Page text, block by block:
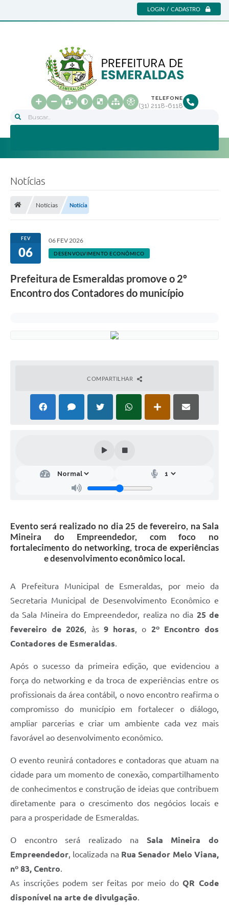
LOGIN / CADASTRO
Buscar...
TELEFONE
(31) 2118-6118
Notícias
Notícias Notícia
FEV
06
06 FEV 2026
DESENVOLVIMENTO ECONÔMICO
Prefeitura de Esmeraldas promove o 2º
Encontro dos Contadores do município
COMPARTILHAR
Evento será realizado no dia 25 de fevereiro, na Sala
Mineira do Empreendedor, com foco no
fortalecimento do networking, troca de experiências
e desenvolvimento econômico local.
A Prefeitura Municipal de Esmeraldas, por meio da
Secretaria Municipal de Desenvolvimento Econômico e
da Sala Mineira do Empreendedor, realiza no dia 25 de
fevereiro de 2026, às 9 horas, o 2º Encontro dos
Contadores de Esmeraldas.
Após o sucesso da primeira edição, que evidenciou a
força do networking e da troca de experiências entre os
profissionais da área contábil, o novo encontro reafirma o
compromisso do município em fortalecer o diálogo,
ampliar parcerias e criar um ambiente cada vez mais
favorável ao desenvolvimento econômico.
O evento reunirá contadores e contadoras que atuam na
cidade para um momento de conexão, compartilhamento
de conhecimentos e construção de ideias que contribuem
diretamente para o crescimento dos negócios locais e
para a prosperidade de Esmeraldas.
O encontro será realizado na Sala Mineira do
Empreendedor, localizada na Rua Senador Melo Viana,
nº 83, Centro.
As inscrições podem ser feitas por meio doQR Code
disponível na arte de divulgação.